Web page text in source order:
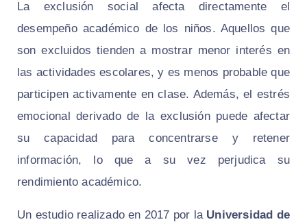
La exclusión social afecta directamente el
desempeño académico de los niños. Aquellos que
son excluidos tienden a mostrar menor interés en
las actividades escolares, y es menos probable que
participen activamente en clase. Además, el estrés
emocional derivado de la exclusión puede afectar
su capacidad para concentrarse y retener
información, lo que a su vez perjudica su
rendimiento académico.
Un estudio realizado en 2017 por la Universidad de